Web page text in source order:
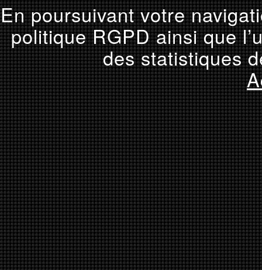
En poursuivant votre
politique RGPD ainsi que
des statistiques